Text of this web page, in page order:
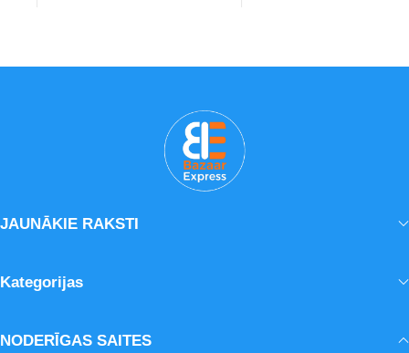
JAUNĀKIE RAKSTI
Kategorijas
NODERĪGAS SAITES